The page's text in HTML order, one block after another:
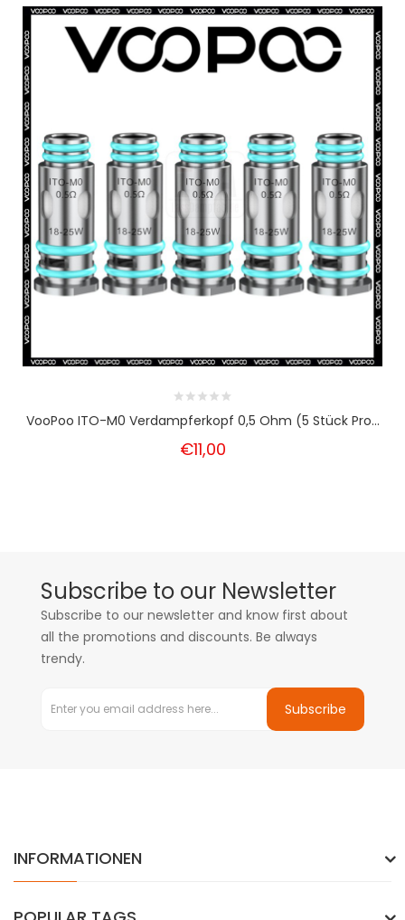
VooPoo ITO-M0 Verdampferkopf 0,5 Ohm (5 Stück Pro...
€11,00
Subscribe to our Newsletter
Subscribe to our newsletter and know first about
all the promotions and discounts. Be always
trendy.
Subscribe
INFORMATIONEN